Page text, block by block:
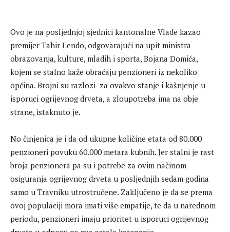
Ovo je na posljednjoj sjednici kantonalne Vlade kazao
premijer Tahir Lendo, odgovarajući na upit ministra
obrazovanja, kulture, mladih i sporta, Bojana Domića,
kojem se stalno kaže obraćaju penzioneri iz nekoliko
općina. Brojni su razlozi za ovakvo stanje i kašnjenje u
isporuci ogrijevnog drveta, a zloupotreba ima na obje
strane, istaknuto je.
No činjenica je i da od ukupne količine etata od 80.000
penzioneri povuku 60.000 metara kubnih. Jer stalni je rast
broja penzionera pa su i potrebe za ovim načinom
osiguranja ogrijevnog drveta u posljednjih sedam godina
samo u Travniku utrostručene. Zaključeno je da se prema
ovoj populaciji mora imati više empatije, te da u narednom
periodu, penzioneri imaju prioritet u isporuci ogrijevnog